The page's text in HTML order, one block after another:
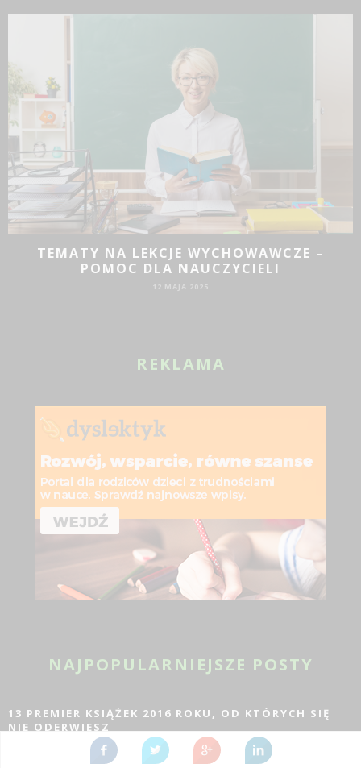
JAKIE DZIAŁANIA PROMOCYJNE SPRAWDZĄ
REKLAMA
NAJPOPULARNIEJSZE POSTY
13 PREMIER KSIĄŻEK 2016 ROKU, OD KTÓRYCH SIĘ
NIE ODERWIESZ